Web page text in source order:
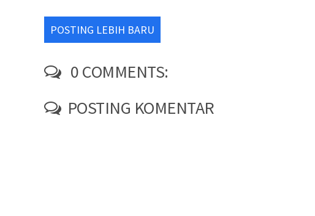
POSTING LEBIH BARU
0 COMMENTS:
POSTING KOMENTAR